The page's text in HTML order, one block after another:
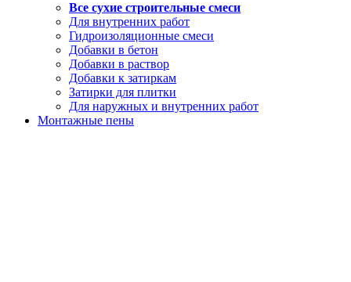
Все сухие строительные смеси
Для внутренних работ
Гидроизоляционные смеси
Добавки в бетон
Добавки в раствор
Добавки к затиркам
Затирки для плитки
Для наружных и внутренних работ
Монтажные пены